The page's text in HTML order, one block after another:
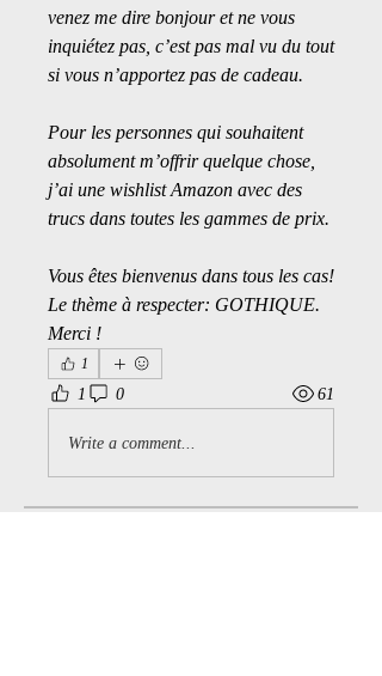
venez me dire bonjour et ne vous
inquiétez pas, c’est pas mal vu du tout
si vous n’apportez pas de cadeau.
Pour les personnes qui souhaitent
absolument m’offrir quelque chose,
j’ai une wishlist Amazon avec des
trucs dans toutes les gammes de prix.
Vous êtes bienvenus dans tous les cas!
Le thème à respecter: GOTHIQUE.
Merci !
1
1 0 61
Write a comment...